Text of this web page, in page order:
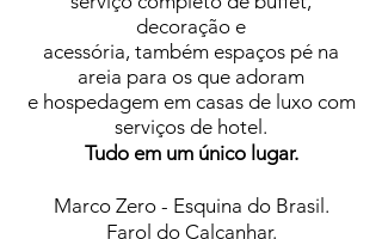
decoração e
acessória, também espaços pé na
areia para os que adoram
e hospedagem em casas de luxo com
serviços de hotel.
Tudo em um único lugar.
Marco Zero - Esquina do Brasil.
Farol do Calcanhar.